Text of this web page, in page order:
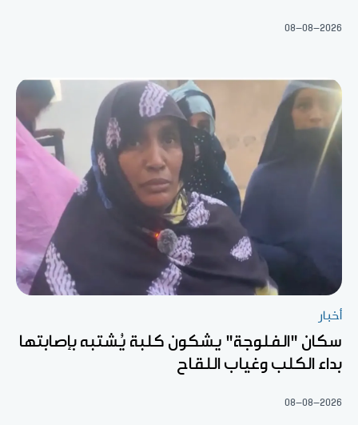
08-08-2026
أخبار
سكان "الفلوجة" يشكون كلبة يُشتبه بإصابتها
بداء الكلب وغياب اللقاح
08-08-2026